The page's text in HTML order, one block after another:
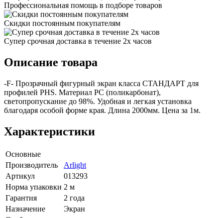
Профессиональная помощь в подборе товаров
Скидки постоянным покупателям
Супер срочная доставка в течение 2х часов
Описание товара
-F- Прозрачный фигурный экран класса СТАНДАРТ для
профилей PHS. Материал PC (поликарбонат),
светопропускание до 98%. Удобная и легкая установка
благодаря особой форме края. Длина 2000мм. Цена за 1м.
Характеристики
Основные
Производитель
Arlight
Артикул
013293
Норма упаковки 2 м
Гарантия
2 года
Назначение
Экран